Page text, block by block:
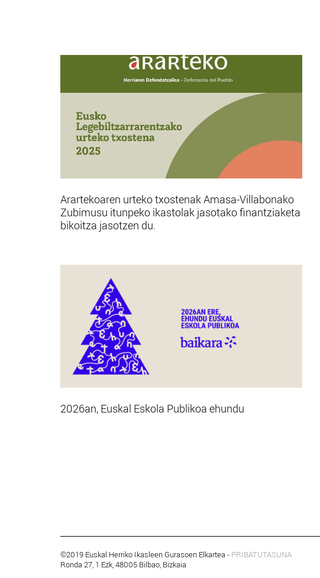
Arartekoaren urteko txostenak Amasa-Villabonako
Zubimusu itunpeko ikastolak jasotako finantziaketa
bikoitza jasotzen du.
2026an, Euskal Eskola Publikoa ehundu
©2019 Euskal Herriko Ikasleen Gurasoen Elkartea - PRIBATUTASUNA
Ronda 27, 1 Ezk, 48005 Bilbao, Bizkaia